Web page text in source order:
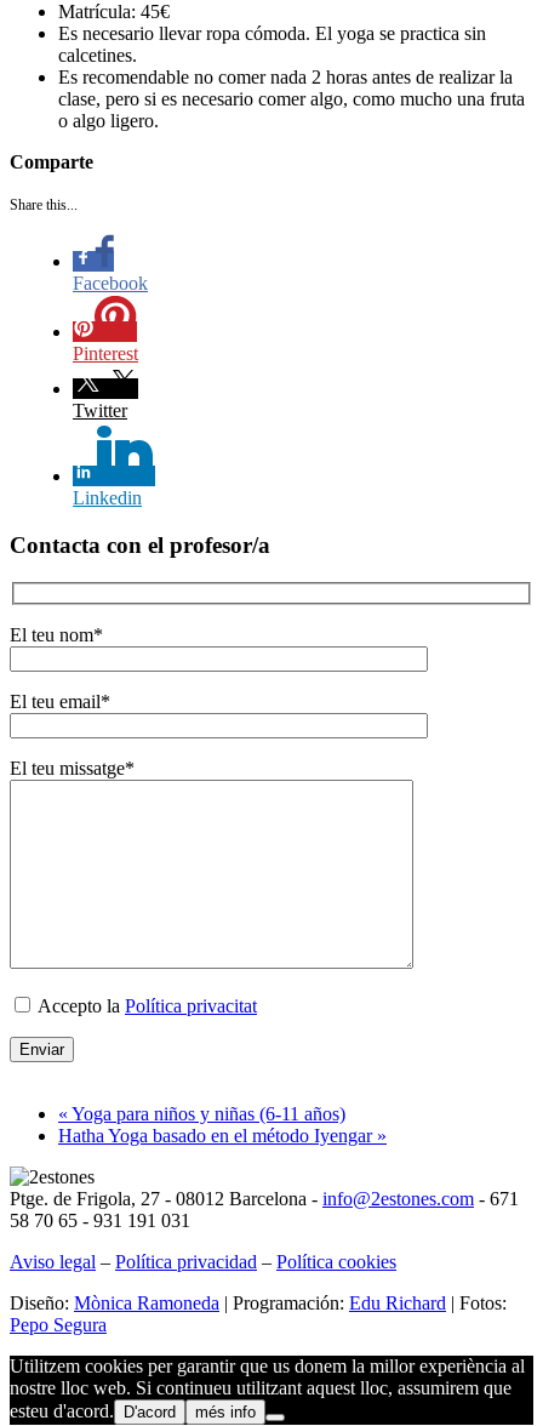
Matrícula: 45€
Es necesario llevar ropa cómoda. El yoga se practica sin
calcetines.
Es recomendable no comer nada 2 horas antes de realizar la
clase, pero si es necesario comer algo, como mucho una fruta
o algo ligero.
Comparte
Share this...
Facebook
Pinterest
Twitter
Linkedin
Contacta con el profesor/a
El teu nom*
El teu email*
El teu missatge*
Accepto la Política privacitat
aquest
camp
« Yoga para niños y niñas (6-11 años)
Hatha Yoga basado en el método Iyengar »
Ptge. de Frigola, 27 - 08012 Barcelona - info@2estones.com - 671
58 70 65 - 931 191 031
Aviso legal – Política privacidad – Política cookies
Diseño: Mònica Ramoneda | Programación: Edu Richard | Fotos:
Pepo Segura
Utilitzem cookies per garantir que us donem la millor experiència al
nostre lloc web. Si continueu utilitzant aquest lloc, assumirem que
esteu d'acord.
D'acord més info